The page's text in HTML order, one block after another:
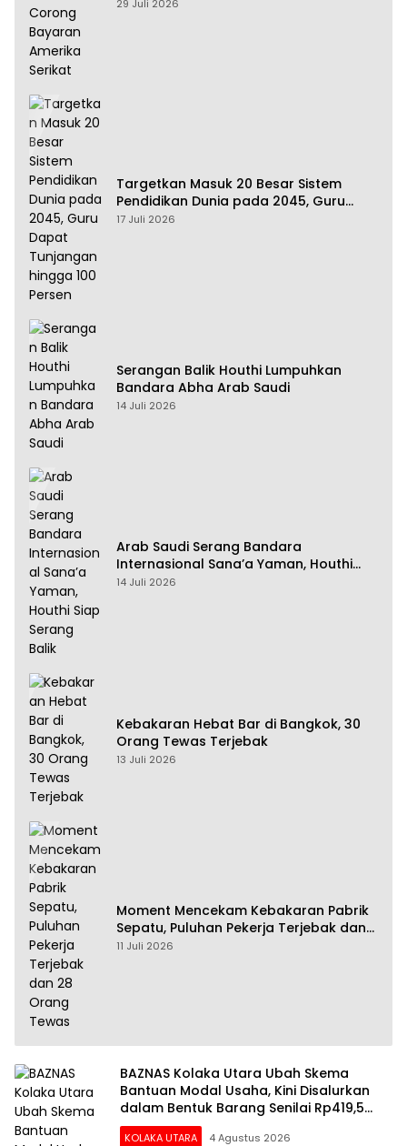
29 Juli 2026
Targetkan Masuk 20 Besar Sistem
Pendidikan Dunia pada 2045, Guru
Dapat Tunjangan hingga 100 Persen
17 Juli 2026
Serangan Balik Houthi Lumpuhkan
Bandara Abha Arab Saudi
14 Juli 2026
Arab Saudi Serang Bandara
Internasional Sana’a Yaman, Houthi
Siap Serang Balik
14 Juli 2026
Kebakaran Hebat Bar di Bangkok, 30
Orang Tewas Terjebak
13 Juli 2026
Moment Mencekam Kebakaran Pabrik
Sepatu, Puluhan Pekerja Terjebak dan
28 Orang Tewas
11 Juli 2026
BAZNAS Kolaka Utara Ubah Skema
Bantuan Modal Usaha, Kini Disalurkan
dalam Bentuk Barang Senilai Rp419,5
Juta
KOLAKA UTARA 4 Agustus 2026